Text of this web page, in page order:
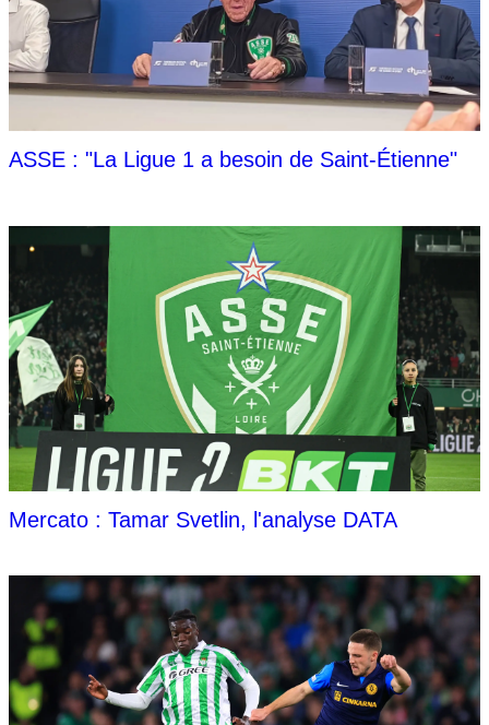
ASSE : "La Ligue 1 a besoin de Saint-Étienne"
Mercato : Tamar Svetlin, l'analyse DATA